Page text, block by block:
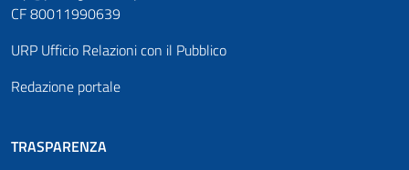
CF 80011990639
URP Ufficio Relazioni con il Pubblico
Redazione portale
TRASPARENZA